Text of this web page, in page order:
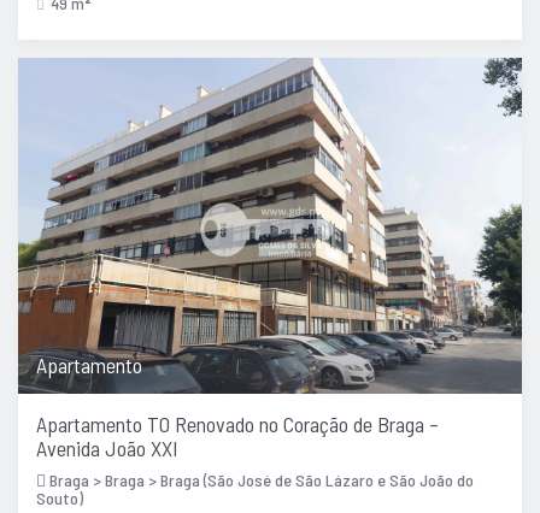
Apartamento
Apartamento T0 Renovado no Coração de Braga –
Avenida João XXI
Braga > Braga > Braga (São José de São Lázaro e São João do
Souto)